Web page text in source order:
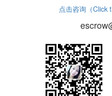
点击咨询（Click